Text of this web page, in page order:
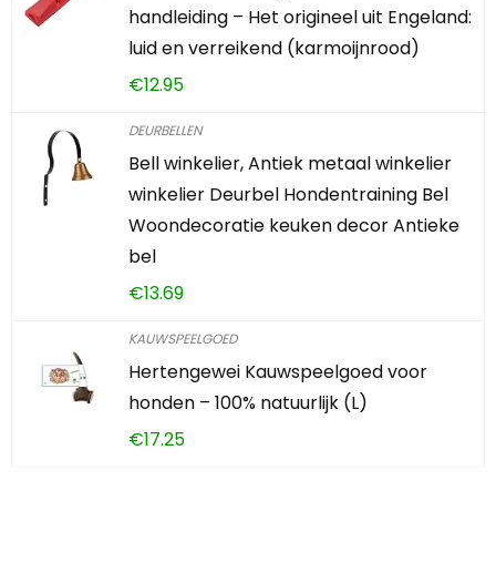
handleiding – Het origineel uit Engeland:
luid en verreikend (karmoijnrood)
€12.95
DEURBELLEN
Bell winkelier, Antiek metaal winkelier
winkelier Deurbel Hondentraining Bel
Woondecoratie keuken decor Antieke
bel
€13.69
KAUWSPEELGOED
Hertengewei Kauwspeelgoed voor
honden – 100% natuurlijk (L)
€17.25